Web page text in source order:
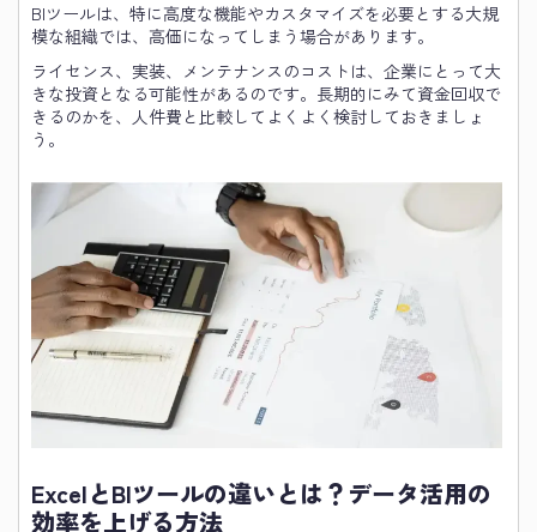
BIツールは、特に高度な機能やカスタマイズを必要とする大規
模な組織では、高価になってしまう場合があります。
ライセンス、実装、メンテナンスのコストは、企業にとって大
きな投資となる可能性があるのです。長期的にみて資金回収で
きるのかを、人件費と比較してよくよく検討しておきましょ
う。
ExcelとBIツールの違いとは？データ活用の
効率を上げる方法